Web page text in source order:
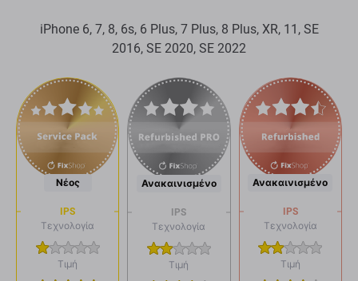
iPhone 6, 7, 8, 6s, 6 Plus, 7 Plus, 8 Plus, XR, 11, SE
2016, SE 2020, SE 2022
Νέος
IPS
Τεχνολογία
Τιμή
Ανακαινισμένο
IPS
Τεχνολογία
Τιμή
Ανακαινισμένο
IPS
Τεχνολογία
Τιμή